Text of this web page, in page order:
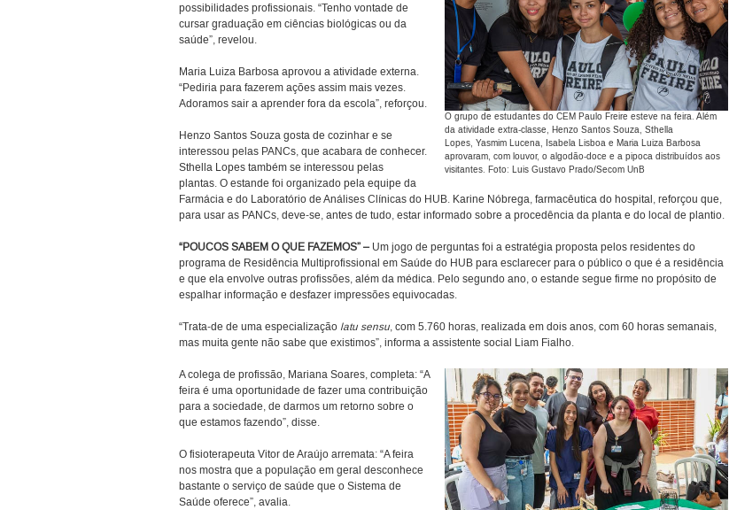
O grupo de estudantes do CEM Paulo Freire esteve na feira. Além
da atividade extra-classe, Henzo Santos Souza, Sthella
Lopes, Yasmim Lucena, Isabela Lisboa e Maria Luiza Barbosa
aprovaram, com louvor, o algodão-doce e a pipoca distribuídos aos
visitantes. Foto: Luis Gustavo Prado/Secom UnB
possibilidades profissionais. “Tenho vontade de
cursar graduação em ciências biológicas ou da
saúde”, revelou.
Maria Luiza Barbosa aprovou a atividade externa.
“Pediria para fazerem ações assim mais vezes.
Adoramos sair a aprender fora da escola”, reforçou.
Henzo Santos Souza gosta de cozinhar e se
interessou pelas PANCs, que acabara de conhecer.
Sthella Lopes também se interessou pelas
plantas. O estande foi organizado pela equipe da
Farmácia e do Laboratório de Análises Clínicas do HUB. Karine Nóbrega, farmacêutica do hospital, reforçou que,
para usar as PANCs, deve-se, antes de tudo, estar informado sobre a procedência da planta e do local de plantio.
“POUCOS SABEM O QUE FAZEMOS” –Um jogo de perguntas foi a estratégia proposta pelos residentes do
programa de Residência Multiprofissional em Saúde do HUB para esclarecer para o público o que é a residência
e que ela envolve outras profissões, além da médica. Pelo segundo ano, o estande segue firme no propósito de
espalhar informação e desfazer impressões equivocadas.
“Trata-de de uma especialização latu sensu, com 5.760 horas, realizada em dois anos, com 60 horas semanais,
mas muita gente não sabe que existimos”, informa a assistente social Liam Fialho.
A colega de profissão, Mariana Soares, completa: “A
feira é uma oportunidade de fazer uma contribuição
para a sociedade, de darmos um retorno sobre o
que estamos fazendo”, disse.
O fisioterapeuta Vitor de Araújo arremata: “A feira
nos mostra que a população em geral desconhece
bastante o serviço de saúde que o Sistema de
Saúde oferece”, avalia.